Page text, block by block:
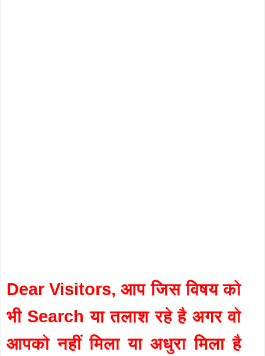
Dear Visitors, आप जिस विषय को
भी Search या तलाश रहे है अगर वो
आपको नहीं मिला या अधुरा मिला है